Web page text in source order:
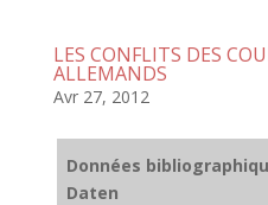
LES CONFLITS DES
ALLEMANDS
Avr 27, 2012
Données
Daten